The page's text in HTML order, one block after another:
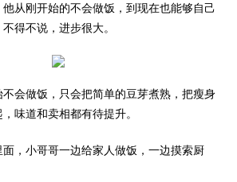
从刚开始的不会做饭，到现在也能够自己
得不说，进步很大。
会做饭，只会把简单的豆芽煮熟，把瘦身
味道和卖相都有待提升。
，小哥哥一边给家人做饭，一边摸索厨